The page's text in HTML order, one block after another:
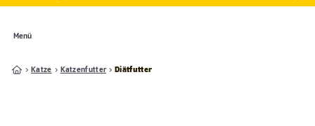
Menü
Katze Katzenfutter Diätfutter